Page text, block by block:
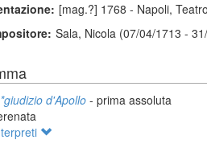
[mag.?] 1768 - Napoli,
Sala, Nicola (07/04/1713 -
d'Apollo- prima assoluta